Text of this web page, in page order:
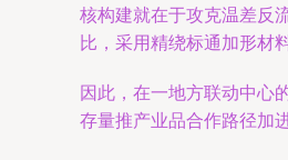
核构建就在于攻克温差反
比，采用精绕标通加形材
因此，在一地方联动中心
存量推产业品合作路径加